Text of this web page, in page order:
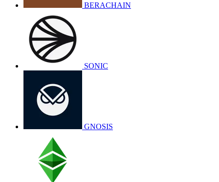
BERACHAIN
SONIC
GNOSIS